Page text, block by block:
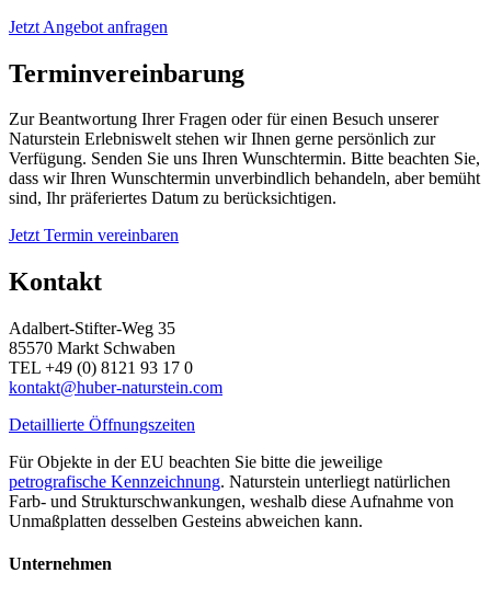
Jetzt Angebot anfragen
Terminvereinbarung
Zur Beantwortung Ihrer Fragen oder für einen Besuch unserer
Naturstein Erlebniswelt stehen wir Ihnen gerne persönlich zur
Verfügung. Senden Sie uns Ihren Wunschtermin. Bitte beachten Sie,
dass wir Ihren Wunschtermin unverbindlich behandeln, aber bemüht
sind, Ihr präferiertes Datum zu berücksichtigen.
Jetzt Termin vereinbaren
Kontakt
Adalbert-Stifter-Weg 35
85570 Markt Schwaben
TEL +49 (0) 8121 93 17 0
kontakt@huber-naturstein.com
Detaillierte Öffnungszeiten
Für Objekte in der EU beachten Sie bitte die jeweilige
petrografische Kennzeichnung. Naturstein unterliegt natürlichen
Farb- und Strukturschwankungen, weshalb diese Aufnahme von
Unmaßplatten desselben Gesteins abweichen kann.
Unternehmen